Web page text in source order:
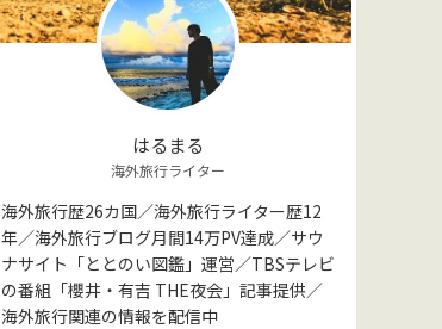
はるまる
海外旅行ライター
海外旅行歴26カ国／海外旅行ライター歴12
年／海外旅行ブログ月間14万PV達成／サウ
ナサイト「ととのい図鑑」運営／TBSテレビ
の番組「櫻井・有吉 THE夜会」記事提供／
海外旅行関連の情報を配信中